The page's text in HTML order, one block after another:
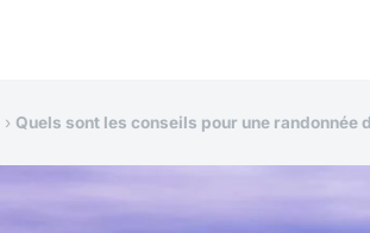
› Quels sont les conseils pour une randonnée